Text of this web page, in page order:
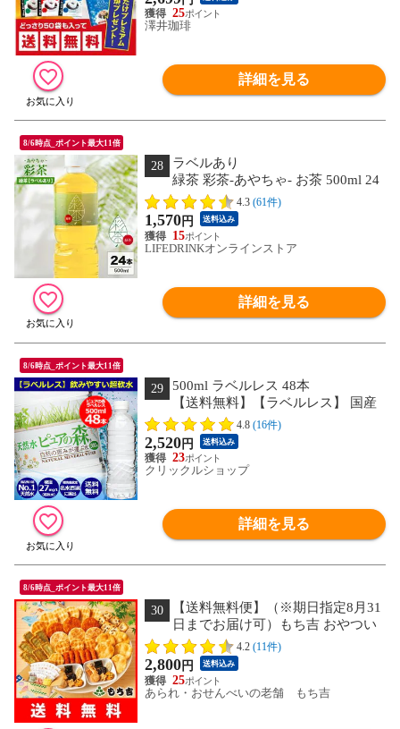
25
澤井珈琲
詳細を見る
8/6時点_ポイント最大11倍
28
ラベルあり
緑茶 彩茶-あやちゃ- お茶 500ml 24
本 1ケース ライフドリンクカンパニー
LIFEDRINK 日本茶 国産 中国産まとめ
買い select
4.3 (61件)
1,570円 送料込み
15
LIFEDRINKオンラインストア
詳細を見る
8/6時点_ポイント最大11倍
29
500ml ラベルレス 48本
【送料無料】【ラベルレス】 国産
ミネラルウォーター ピュアの森 500ml
48本
4.8 (16件)
2,520円 送料込み
23
クリックルショップ
詳細を見る
8/6時点_ポイント最大11倍
30
【送料無料便】（※期日指定8月31
日までお届け可）もち吉 おやつい
ちばん 大箱【10種類45袋】
4.2 (11件)
2,800円 送料込み
25
あられ・おせんべいの老舗 もち吉